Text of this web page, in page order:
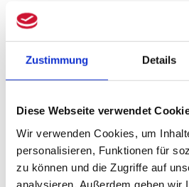
Zustimmung Details
Diese Webseite verwendet
Wir verwenden Cookies, um
personalisieren, Funktionen für
zu können und die Zugriffe auf
analysieren. Außerdem geben wir
Eine wichtige Frage
den erzeugten Strom
verbrauchen wollen,
möchte. Tut man das,
steuerlicher Sicht
Folge dessen ist, dass